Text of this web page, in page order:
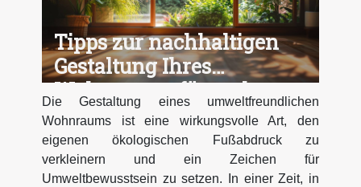
Tipps zur nachhaltigen
Gestaltung Ihres
Wohnraums für mehr
Umweltbewusstsein
Die Gestaltung eines umweltfreundlichen
Wohnraums ist eine wirkungsvolle Art, den
eigenen ökologischen Fußabdruck zu
verkleinern und ein Zeichen für
Umweltbewusstsein zu setzen. In einer Zeit, in